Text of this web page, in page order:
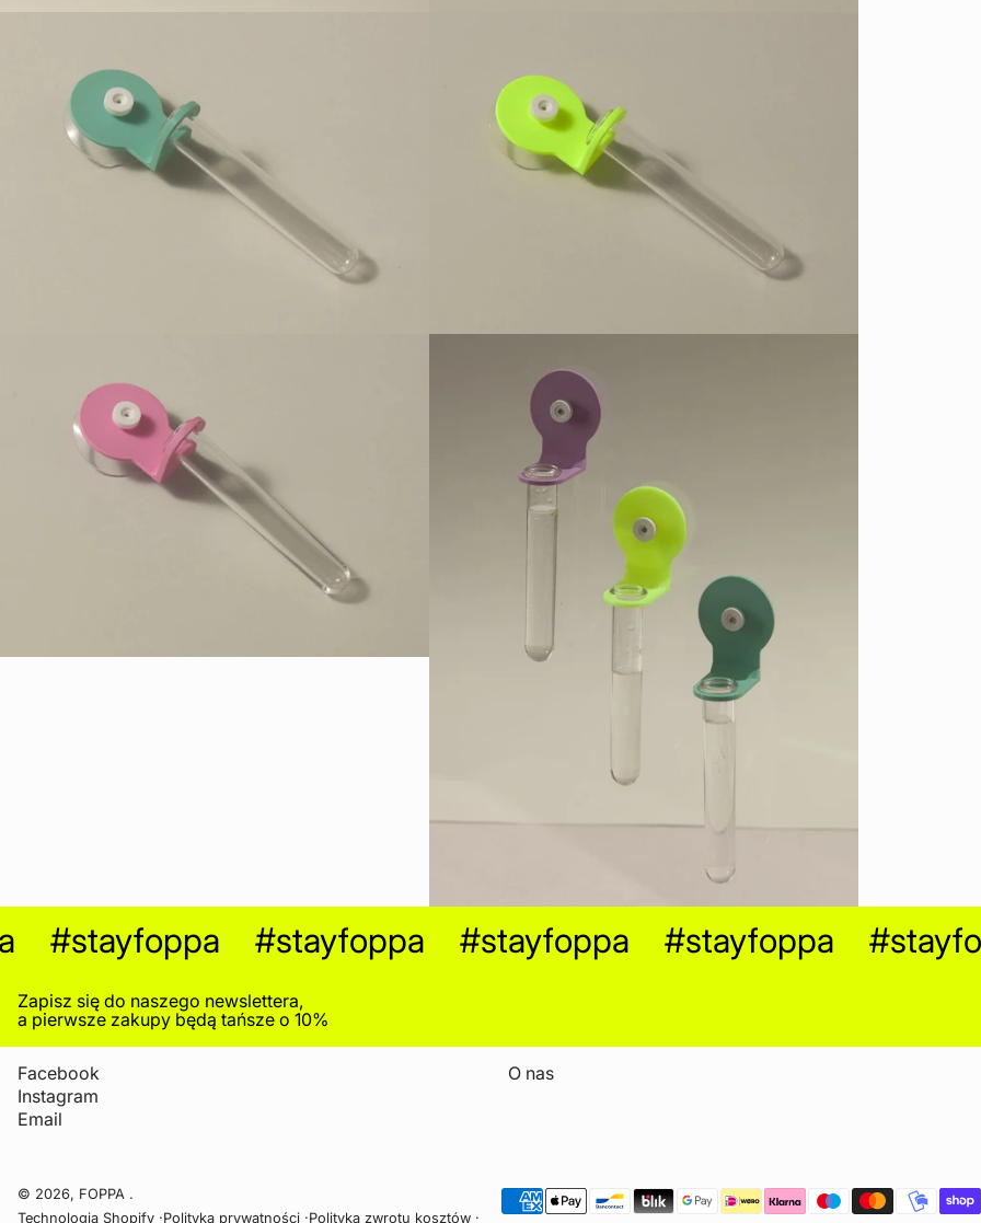
#stayfoppa #stayfoppa #stayfoppa #stayfoppa
Zapisz się do naszego newslettera,
a pierwsze zakupy będą tańsze o 10%
Facebook
Instagram
Email
O nas
© 2026, FOPPA .
Technologia Shopify Polityka prywatności Polityka zwrotu kosztów
Metody płatności